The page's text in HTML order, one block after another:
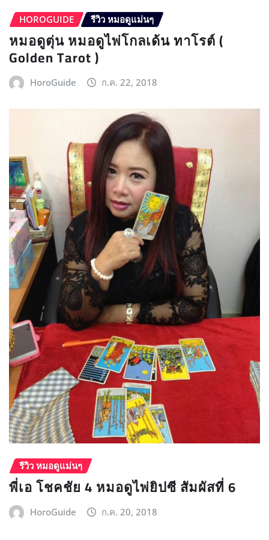
HOROGUIDE รีวิว หมอดูแม่นๆ
หมอดูตุ่น หมอดูไพ่โกลเด้น ทาโรต์ (
Golden Tarot )
HoroGuide ก.ค. 22, 2018
รีวิว หมอดูแม่นๆ
พี่เอ โชคชัย 4 หมอดูไพ่ยิปซี สัมผัสที่ 6
HoroGuide ก.ค. 20, 2018